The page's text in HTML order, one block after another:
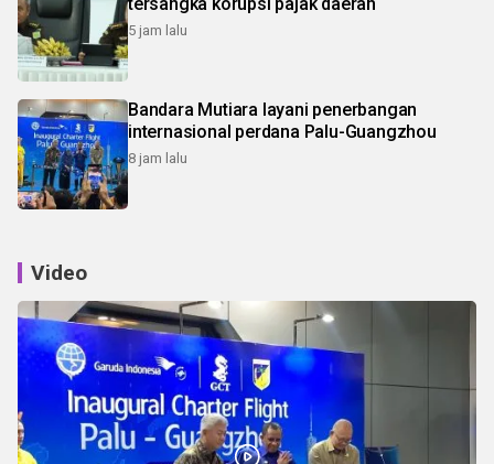
5 jam lalu
Bandara Mutiara layani penerbangan
internasional perdana Palu-Guangzhou
8 jam lalu
Video